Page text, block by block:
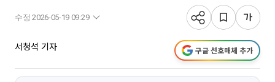
수정 2026-05-19 09:29
서청석 기자 구글 선호매체 추가